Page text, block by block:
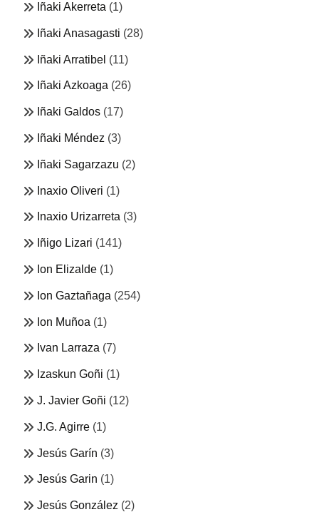
Iñaki Akerreta (1)
Iñaki Anasagasti (28)
Iñaki Arratibel (11)
Iñaki Azkoaga (26)
Iñaki Galdos (17)
Iñaki Méndez (3)
Iñaki Sagarzazu (2)
Inaxio Oliveri (1)
Inaxio Urizarreta (3)
Iñigo Lizari (141)
Ion Elizalde (1)
Ion Gaztañaga (254)
Ion Muñoa (1)
Ivan Larraza (7)
Izaskun Goñi (1)
J. Javier Goñi (12)
J.G. Agirre (1)
Jesús Garín (3)
Jesús Garin (1)
Jesús González (2)